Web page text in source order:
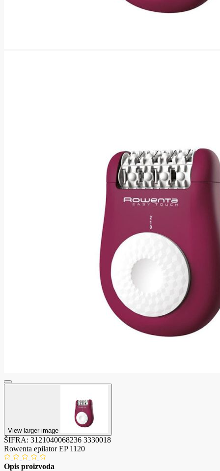
View larger image
ŠIFRA: 3121040068236 3330018
Rowenta epilator EP 1120
Opis proizvoda